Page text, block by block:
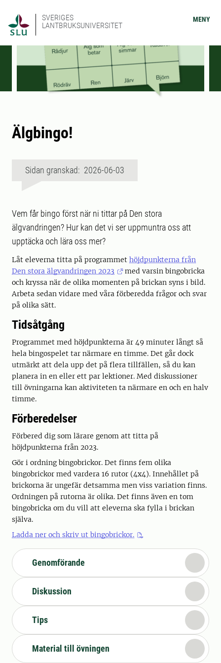
SVERIGES
LANTBRUKSUNIVERSITET
MENY
Älgbingo!
Sidan granskad: 2026-06-03
Vem får bingo först när ni tittar på Den stora
älgvandringen? Hur kan det vi ser uppmuntra oss att
upptäcka och lära oss mer?
Låt eleverna titta på programmet höjdpunkterna från
Den stora älgvandringen 2023
med varsin bingobricka
och kryssa när de olika momenten på brickan syns i bild.
Arbeta sedan vidare med våra förberedda frågor och svar
på olika sätt.
Tidsåtgång
Programmet med höjdpunkterna är 49 minuter långt så
hela bingospelet tar närmare en timme. Det går dock
utmärkt att dela upp det på flera tillfällen, så du kan
planera in en eller ett par lektioner. Med diskussioner
till övningarna kan aktiviteten ta närmare en och en halv
timme.
Förberedelser
Förbered dig som lärare genom att titta på
höjdpunkterna från 2023.
Gör i ordning bingobrickor. Det finns fem olika
bingobrickor med vardera 16 rutor (4x4). Innehållet på
brickorna är ungefär detsamma men viss variation finns.
Ordningen på rutorna är olika. Det finns även en tom
bingobricka om du vill att eleverna ska fylla i brickan
själva.
Ladda ner och skriv ut bingobrickor.
Genomförande
Diskussion
Tips
Material till övningen